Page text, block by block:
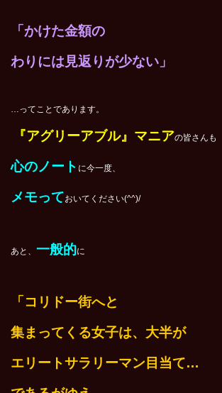
「かけた金額の
わりには見返りが少ない」
…ってことであります。
『アグリーアブル』マニアの皆さんも
心のノート に今一度、
メモっておいてください(^^)/
あと、 一般的に
「コリドー街へと
集まってくる女子は、大半が
エリートサラリーマン目当て…